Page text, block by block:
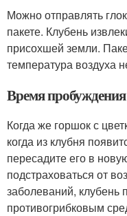
Можно отправлять
пакете. Клубень
присохшей земли.
температура воздуха
Время пробуждения
Когда же горшок с
когда из клубня
пересадите его в
подстраховаться от
заболеваний, клубень
противогрибковым